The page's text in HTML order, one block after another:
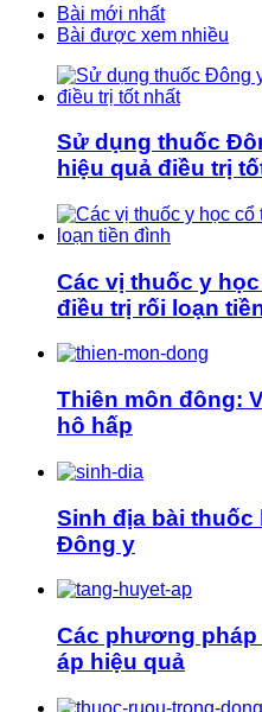
Bài mới nhất
Bài được xem nhiều
Sử dụng thuốc
hiệu quả điều trị
Các vị thuốc y
điều trị rối loạn
Thiên môn đông:
hô hấp
Sinh địa bài thuốc
Đông y
Các phương
áp hiệu quả